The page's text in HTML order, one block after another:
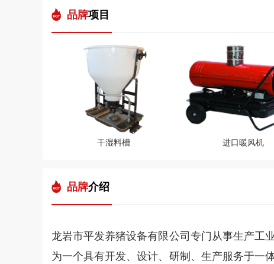
品牌项目
干湿料槽 进口暖风机
品牌介绍
龙岩市平发养猪设备有限公司专门从事生产工
为一个具有开发、设计、研制、生产服务于一